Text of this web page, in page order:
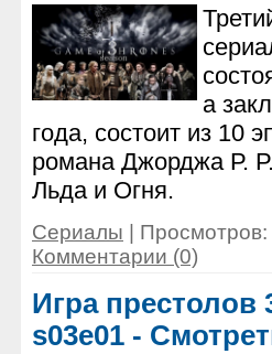
а
года, состоит из 10
романа Джорджа Р.
Льда и Огня.
Сериалы |
Комментарии (0)
Игра престолов
s03e01 -